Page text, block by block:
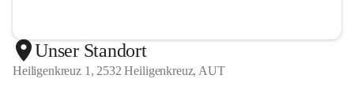
Unser Standort
Heiligenkreuz 1, 2532 Heiligenkreuz, AUT